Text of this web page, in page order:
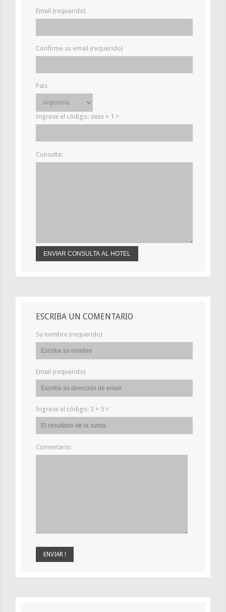
Email (requerido)
Confirme su email (requerido)
Pais
Ingrese el código: siete + 1 =
Consulta:
ESCRIBA UN COMENTARIO
Su nombre (requerido)
Email (requerido)
Ingrese el código: 3 + 5 =
Comentario: